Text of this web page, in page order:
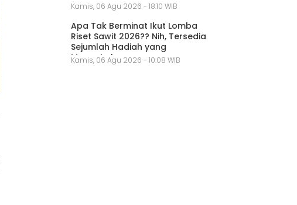
Kamis, 06 Agu 2026 - 18:10 WIB
Apa Tak Berminat Ikut Lomba
Riset Sawit 2026?? Nih, Tersedia
Sejumlah Hadiah yang
Menggiurkan
Kamis, 06 Agu 2026 - 10:08 WIB